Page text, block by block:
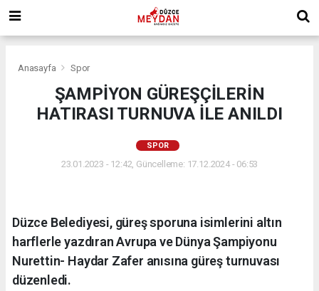
Anasayfa Spor
ŞAMPİYON GÜREŞÇİLERİN
HATIRASI TURNUVA İLE ANILDI
SPOR
23.01.2023 - 12:42, Güncelleme: 17.12.2024 - 06:53
Düzce Belediyesi, güreş sporuna isimlerini altın
harflerle yazdıran Avrupa ve Dünya Şampiyonu
Nurettin- Haydar Zafer anısına güreş turnuvası
düzenledi.